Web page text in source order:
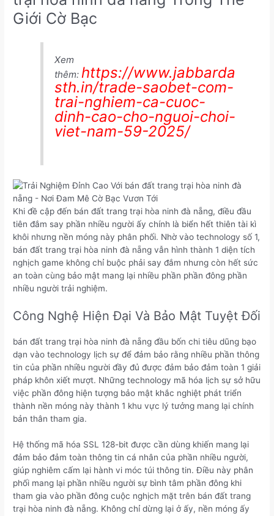
Giới Cờ Bạc
Xem
thêm:https://www.jabbarda
sth.in/trade-saobet-com-
trai-nghiem-ca-cuoc-
dinh-cao-cho-nguoi-choi-
viet-nam-59-2025/
Khi đề cập đến bán đất trang trại hòa ninh đà nẵng, điều đầu
tiên đắm say phần nhiều người ấy chính là biển hết thiên tài kì
khôi nhưng nền móng này phân phối. Nhờ vào technology số 1,
bán đất trang trại hòa ninh đà nẵng vẫn hình thành 1 diện tích
nghịch game không chỉ buộc phải say đắm nhưng còn hết sức
an toàn cùng bảo mật mang lại nhiều phần phần đông phần
nhiều người trải nghiệm.
Công Nghệ Hiện Đại Và Bảo Mật Tuyệt Đối
bán đất trang trại hòa ninh đà nẵng đầu bốn chi tiêu dũng bạo
dạn vào technology lịch sự để đảm bảo rằng nhiều phần thông
tin của phần nhiều người đầy đủ được đảm bảo đảm toàn 1 giải
pháp khôn xiết mượt. Những technology mã hóa lịch sự sở hữu
việc phần đông hiện tượng bảo mật khắc nghiệt phát triển
thành nền móng này thành 1 khu vực lý tưởng mang lại chính
bản thân tham gia.
Hệ thống mã hóa SSL 128-bit được cần dùng khiến mang lại
đảm bảo đảm toàn thông tin cá nhân của phần nhiều người,
giúp nghiêm cấm lại hành vi móc túi thông tin. Điều này phân
phối mang lại phần nhiều người sự bình tâm phần đông khi
tham gia vào phần đông cuộc nghịch mặt trên bán đất trang
trại hòa ninh đà nẵng. Không chỉ dừng lại ở ấy, nền móng ấy